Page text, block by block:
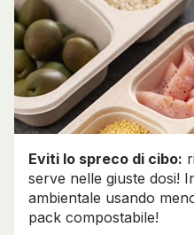
Eviti lo spreco di cibo:
serve nelle giuste dosi!
ambientale usando
pack compostabile!